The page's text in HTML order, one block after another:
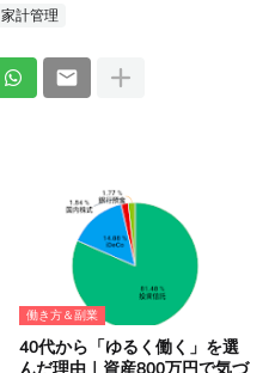
家計管理
働き方＆副業
40代から「ゆるく働く」を選